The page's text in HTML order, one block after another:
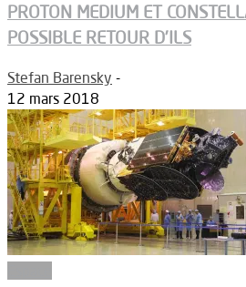
PROTON MEDIUM ET
POSSIBLE RETOUR D’ILS
Stefan Barensky -
12 mars 2018